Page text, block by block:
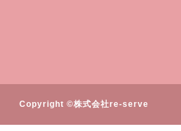
Copyright ©株式会社re-serve